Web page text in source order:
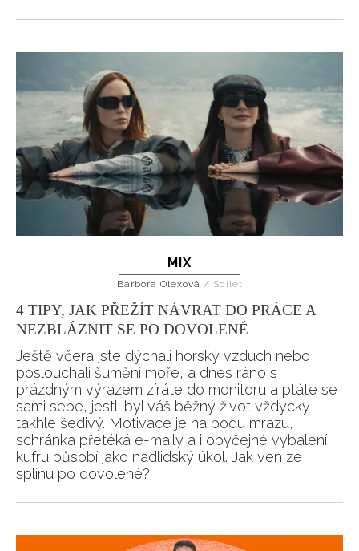
MIX
Barbora Olexová / Sdílet
4 TIPY, JAK PŘEŽÍT NÁVRAT DO PRÁCE A
NEZBLÁZNIT SE PO DOVOLENÉ
Ještě včera jste dýchali horský vzduch nebo
poslouchali šumění moře, a dnes ráno s
prázdným výrazem zíráte do monitoru a ptáte se
sami sebe, jestli byl váš běžný život vždycky
takhle šedivý. Motivace je na bodu mrazu,
schránka přetéká e-maily a i obyčejné vybalení
kufru působí jako nadlidský úkol. Jak ven ze
splínu po dovolené?